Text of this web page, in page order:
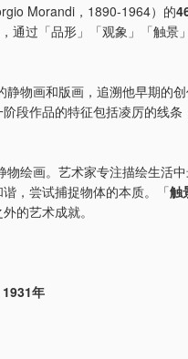
Morandi，1890-1964）的
通过「品形」「观象」「触景
静物画和版画，追溯他早期的
段作品的特征包括凌厉的线条
物绘画。艺术家专注描绘生活
，尝试捕捉物体的本质。「触
的艺术成就。
年